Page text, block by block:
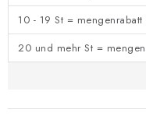
10 - 19 St = mengenrabatt
20 und mehr St =